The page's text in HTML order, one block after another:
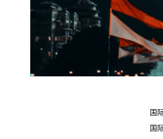
国
国